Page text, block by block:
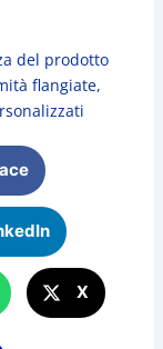
del prodotto
flangiate,
X